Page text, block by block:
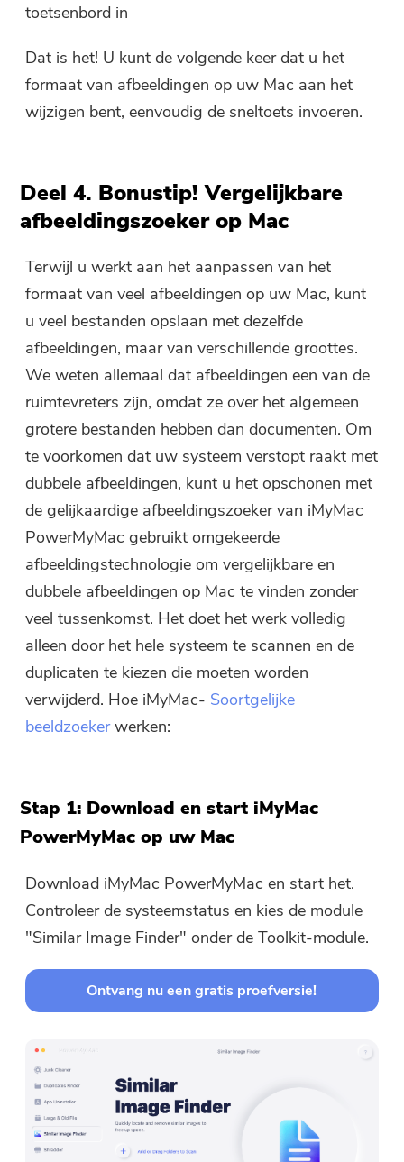
toetsenbord in
Dat is het! U kunt de volgende keer dat u het
formaat van afbeeldingen op uw Mac aan het
wijzigen bent, eenvoudig de sneltoets invoeren.
Deel 4. Bonustip! Vergelijkbare
afbeeldingszoeker op Mac
Terwijl u werkt aan het aanpassen van het
formaat van veel afbeeldingen op uw Mac, kunt
u veel bestanden opslaan met dezelfde
afbeeldingen, maar van verschillende groottes.
We weten allemaal dat afbeeldingen een van de
ruimtevreters zijn, omdat ze over het algemeen
grotere bestanden hebben dan documenten. Om
te voorkomen dat uw systeem verstopt raakt met
dubbele afbeeldingen, kunt u het opschonen met
de gelijkaardige afbeeldingszoeker van iMyMac
PowerMyMac gebruikt omgekeerde
afbeeldingstechnologie om vergelijkbare en
dubbele afbeeldingen op Mac te vinden zonder
veel tussenkomst. Het doet het werk volledig
alleen door het hele systeem te scannen en de
duplicaten te kiezen die moeten worden
verwijderd. Hoe iMyMac- Soortgelijke
beeldzoekerwerken:
Stap 1: Download en start iMyMac
PowerMyMac op uw Mac
Download iMyMac PowerMyMac en start het.
Controleer de systeemstatus en kies de module
"Similar Image Finder" onder de Toolkit-module.
Ontvang nu een gratis proefversie!
Bedankt voor je abonnement!
Bedankt voor je abonnement!
De downloadlink en couponcode zijn
knop klikken om de software direct
aan te schaffen.
Nu bestellen